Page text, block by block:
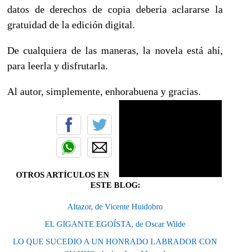
datos de derechos de copia debería aclararse la
gratuidad de la edición digital.
De cualquiera de las maneras, la novela está ahí,
para leerla y disfrutarla.
Al autor, simplemente, enhorabuena y gracias.
OTROS ARTÍCULOS EN
ESTE BLOG:
Altazor, de Vicente Huidobro
EL GIGANTE EGOÍSTA, de Oscar Wilde
LO QUE SUCEDIO A UN HONRADO LABRADOR CON